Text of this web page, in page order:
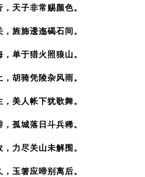
天子非常赐颜色。
旌旆逶迤碣石间。
单于猎火照狼山。
胡骑凭陵杂风雨。
美人帐下犹歌舞。
孤城落日斗兵稀。
力尽关山未解围。
玉箸应啼别离后。